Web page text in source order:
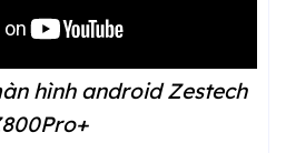
hình android Zestech